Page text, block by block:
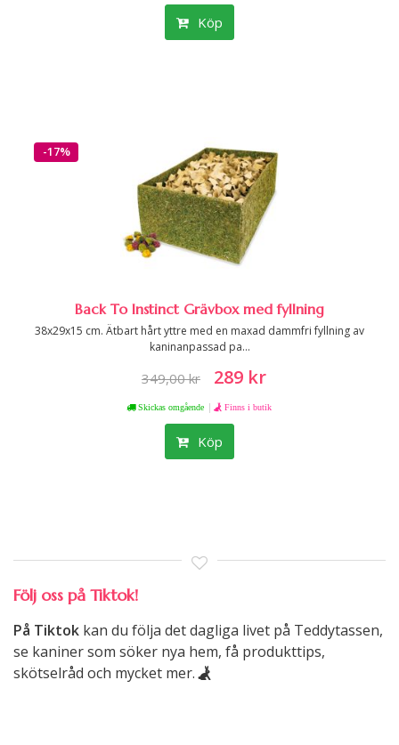
Köp
-17%
Back To Instinct Grävbox med fyllning
38x29x15 cm. Ätbart hårt yttre med en maxad dammfri fyllning av
kaninanpassad pa...
349,00 kr 289 kr
Skickas omgående | Finns i butik
Köp
Följ oss på Tiktok!
På Tiktok kan du följa det dagliga livet på Teddytassen,
se kaniner som söker nya hem, få produkttips,
skötselråd och mycket mer.